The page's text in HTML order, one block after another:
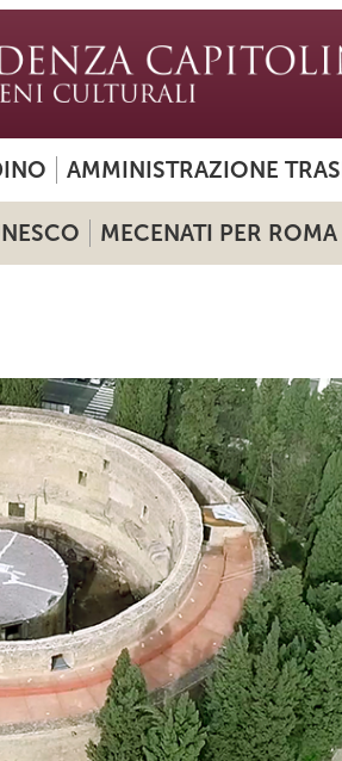
AMMINISTRAZIONE
MECENATI PER ROMA